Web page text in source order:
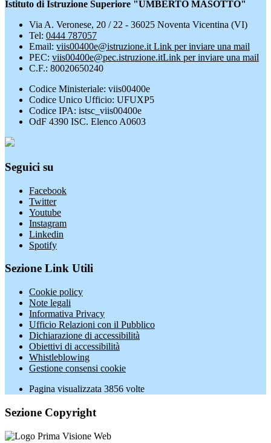
Istituto di Istruzione Superiore "UMBERTO MASOTTO"
Via A. Veronese, 20 / 22 - 36025 Noventa Vicentina (VI)
Tel: 0444 787057
Email: viis00400e@istruzione.it Link per inviare una mail
PEC: viis00400e@pec.istruzione.itLink per inviare una mail
C.F.: 80020650240
Codice Ministeriale: viis00400e
Codice Unico Ufficio: UFUXP5
Codice IPA: istsc_viis00400e
OdF 4390 ISC. Elenco A0603
Seguici su
Facebook
Twitter
Youtube
Instagram
Linkedin
Spotify
Sezione Link Utili
Cookie policy
Note legali
Informativa Privacy
Ufficio Relazioni con il Pubblico
Dichiarazione di accessibilità
Obiettivi di accessibilità
Whistleblowing
Gestione consensi cookie
Pagina visualizzata 3856 volte
Sezione Copyright